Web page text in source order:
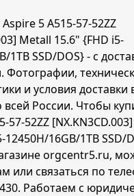
5 A515-57-52ZZ
Metall 15.6" {FHD i5-
1TB SSD/DOS} - с
Фотографии,
и условия доставки
России. Чтобы
57-52ZZ
12450H/16GB/1TB SSD/
orgcentr5.ru,
или связаться по
. Работаем с